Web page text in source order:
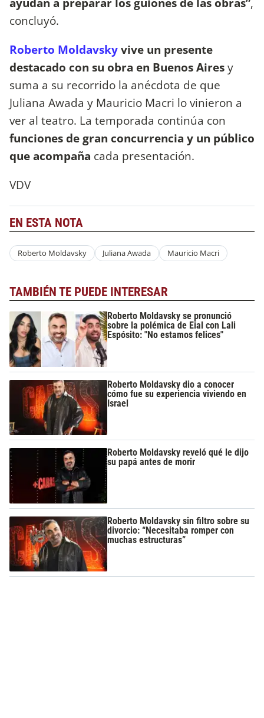
concluyó.
Roberto Moldavskyvive un presente
destacado con su obra en Buenos Airesy
suma a su recorrido la anécdota de que
Juliana Awada y Mauricio Macri lo vinieron a
ver al teatro. La temporada continúa con
funciones de gran concurrencia y un público
que acompaña cada presentación.
VDV
EN ESTA NOTA
Roberto Moldavsky Juliana Awada Mauricio Macri
TAMBIÉN TE PUEDE INTERESAR
Roberto Moldavsky se pronunció
sobre la polémica de Eial con Lali
Espósito: "No estamos felices"
Roberto Moldavsky dio a conocer
cómo fue su experiencia viviendo en
Israel
Roberto Moldavsky reveló qué le dijo
su papá antes de morir
Roberto Moldavsky sin filtro sobre su
divorcio: “Necesitaba romper con
muchas estructuras”